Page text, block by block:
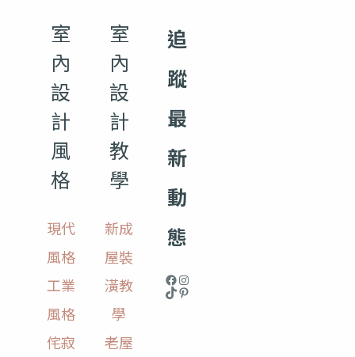
室
內
設
計
風
格
現代
風格
工業
風格
侘寂
室
內
設
計
教
學
新成
屋裝
潢教
學
老屋
追
蹤
最
新
動
態